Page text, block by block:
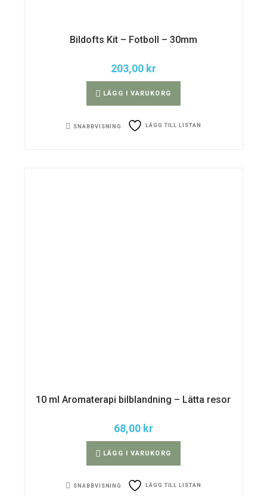
Bildofts Kit – Fotboll – 30mm
203,00 kr
LÄGG I VARUKORG
SNABBVISNING LÄGG TILL LISTAN
10 ml Aromaterapi bilblandning – Lätta resor
68,00 kr
LÄGG I VARUKORG
SNABBVISNING LÄGG TILL LISTAN